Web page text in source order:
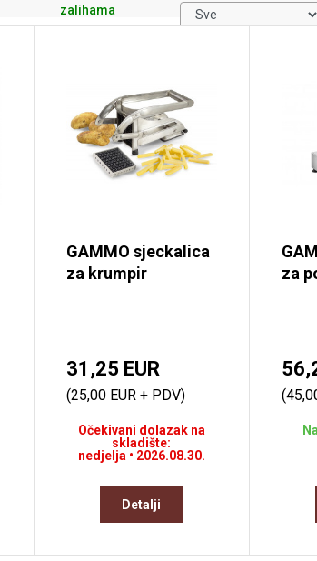
zalihama
GAMMO sjeckalica
za krumpir
31,25 EUR
(25,00 EUR + PDV)
Očekivani dolazak na
skladište:
nedjelja • 2026.08.30.
Detalji
za